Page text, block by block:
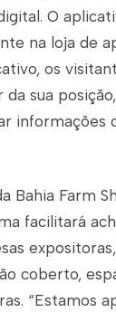
O
na loja de
os
sua
informações
Bahia Farm
facilitará
coberto,
“Estamos